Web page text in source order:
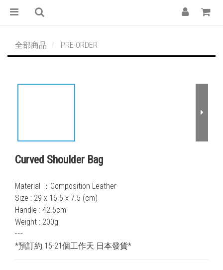
全部商品 PRE-ORDER
Curved Shoulder Bag
Material ：Composition Leather
Size : 29 x 16.5 x 7.5 (cm)
Handle : 42.5cm
Weight : 200g
┅
*預訂約 15-21個工作天 日本發貨*